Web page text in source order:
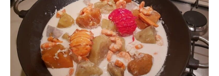
4
Calendrier
de
l’Avent
Recette